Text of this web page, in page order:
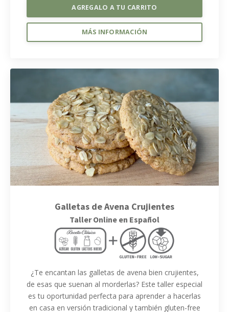
AGREGALO A TU CARRITO
MÁS INFORMACIÓN
Galletas de Avena Crujientes
Taller Online en Español
¿Te encantan las galletas de avena bien crujientes,
de esas que suenan al morderlas? Este taller especial
es tu oportunidad perfecta para aprender a hacerlas
en casa en versión tradicional y también gluten-free